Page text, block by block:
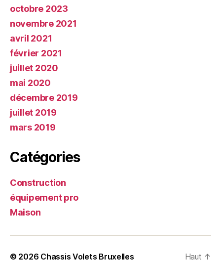
octobre 2023
novembre 2021
avril 2021
février 2021
juillet 2020
mai 2020
décembre 2019
juillet 2019
mars 2019
Catégories
Construction
équipement pro
Maison
© 2026 Chassis Volets Bruxelles Haut ↑